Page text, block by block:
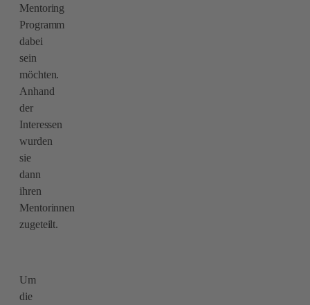
Mentoring
Programm
dabei
sein
möchten.
Anhand
der
Interessen
wurden
sie
dann
ihren
Mentorinnen
zugeteilt.
Um
die